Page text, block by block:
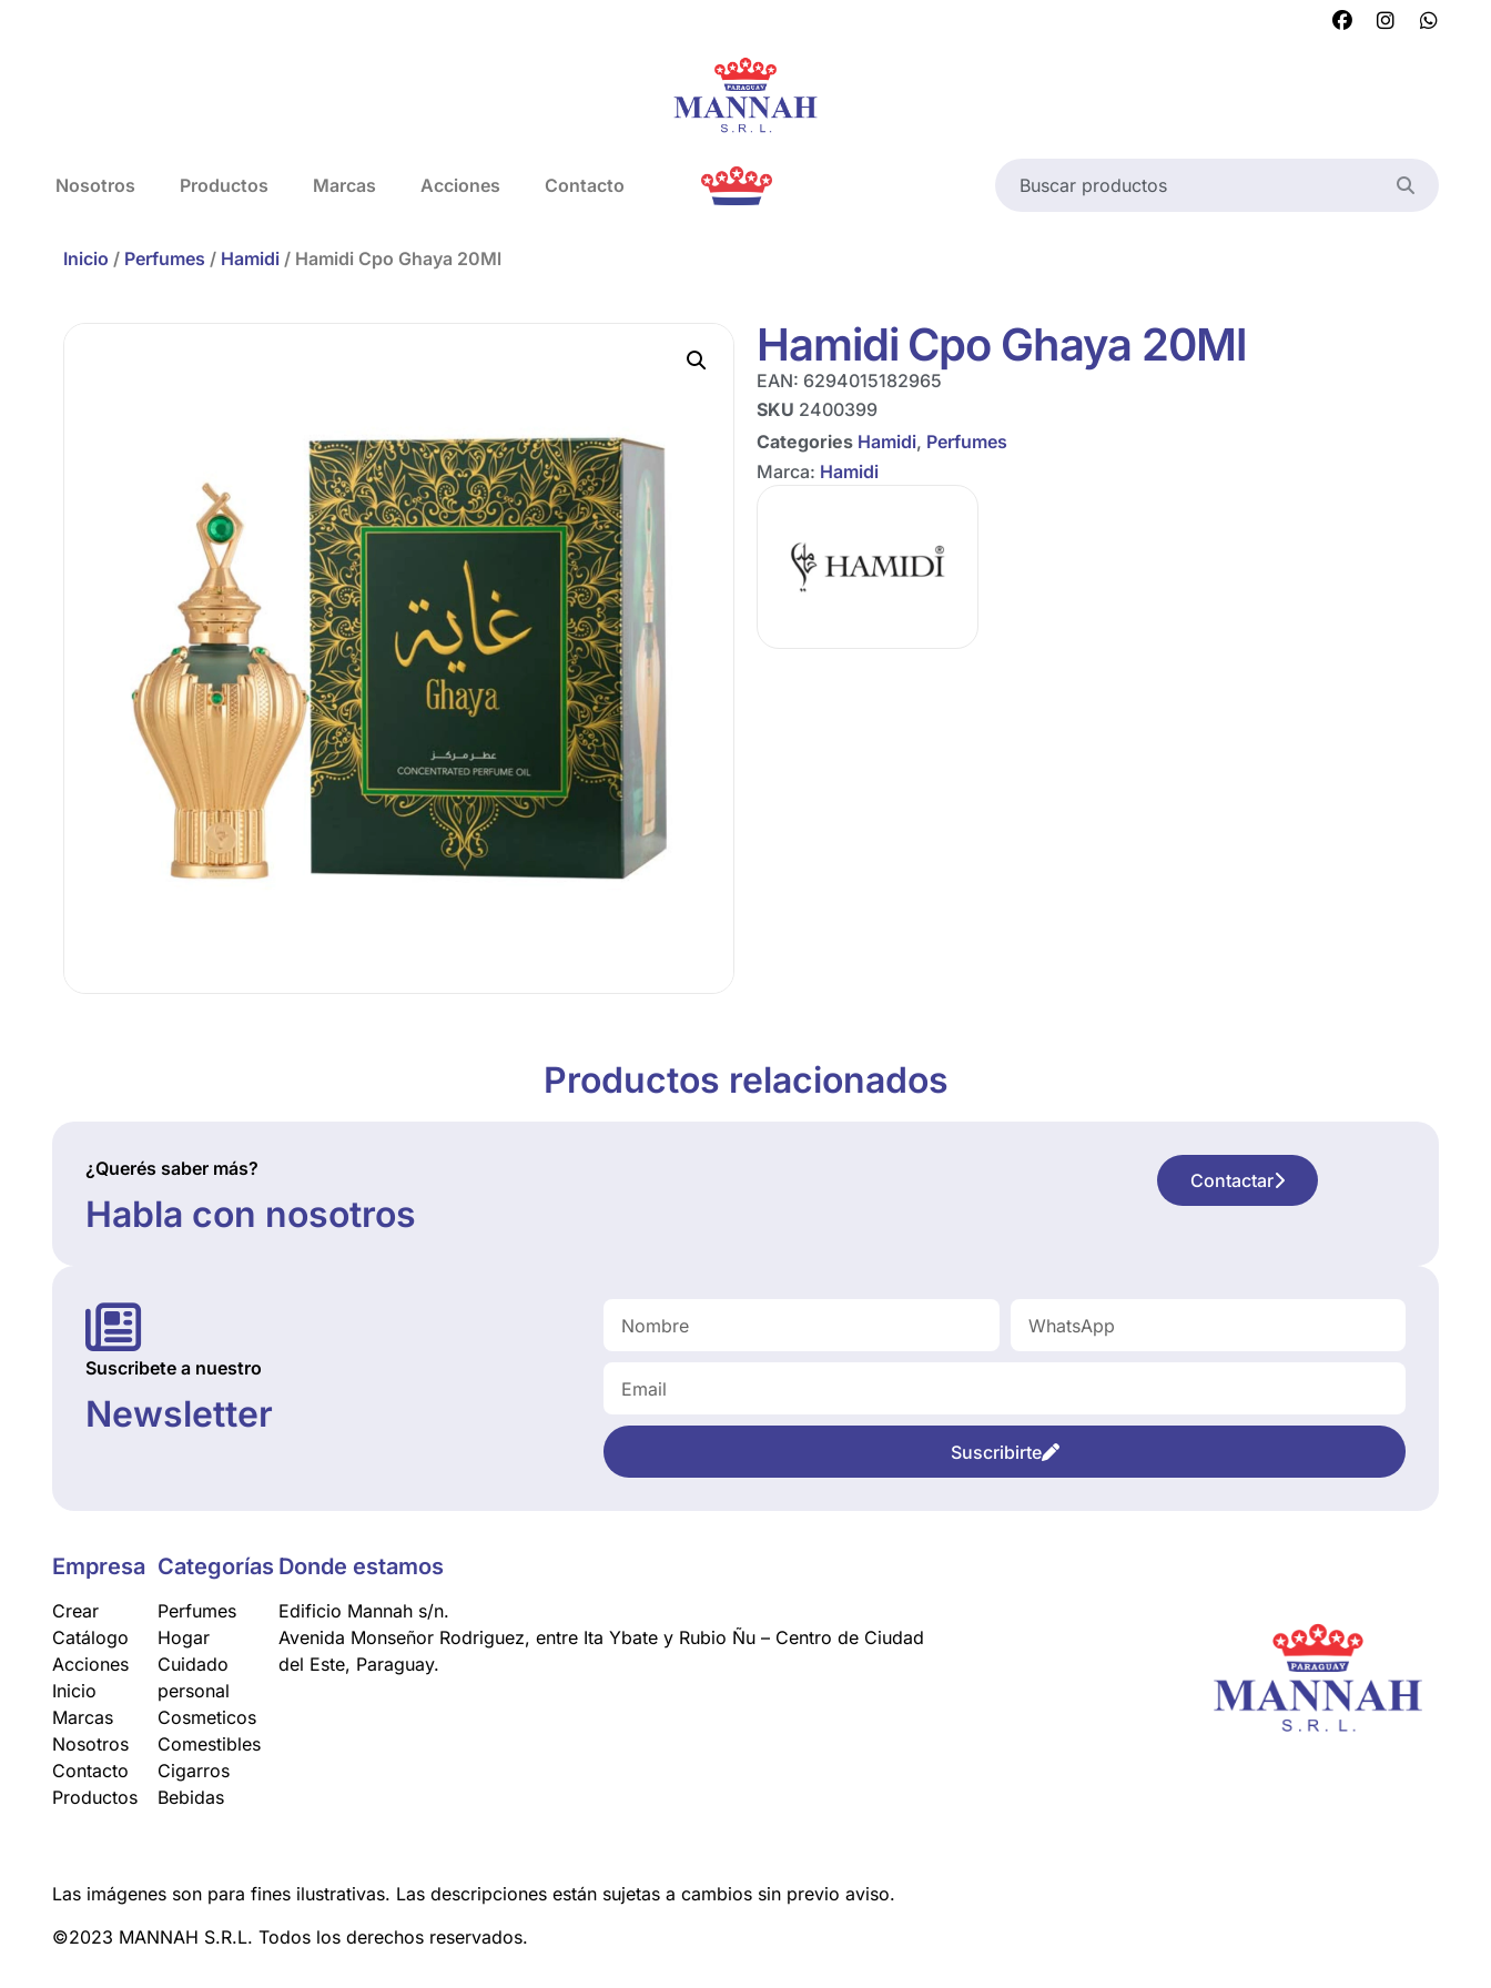
Nosotros Productos Marcas Acciones Contacto
Inicio / Perfumes / Hamidi / Hamidi Cpo Ghaya 20Ml
Hamidi Cpo Ghaya 20Ml
EAN: 6294015182965
SKU 2400399
Categories Hamidi, Perfumes
Marca: Hamidi
Productos relacionados
¿Querés saber más?
Habla con nosotros
Contactar
Suscribete a nuestro
Newsletter
Suscribirte
Empresa
Crear
Catálogo
Acciones
Inicio
Marcas
Nosotros
Contacto
Productos
Categorías
Perfumes
Hogar
Cuidado
personal
Cosmeticos
Comestibles
Cigarros
Bebidas
Donde estamos
Edificio Mannah s/n.
Avenida Monseñor Rodriguez, entre Ita Ybate y Rubio Ñu – Centro de Ciudad
del Este, Paraguay.
Las imágenes son para fines ilustrativas. Las descripciones están sujetas a cambios sin previo aviso.
©2023 MANNAH S.R.L. Todos los derechos reservados.